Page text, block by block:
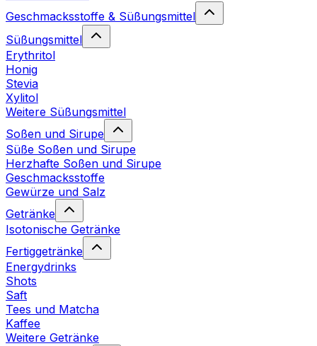
Einstellungenauf unserer Webseite ändern oder
Mehr Info
Geschmacksstoffe & Süßungsmittel
Süßungsmittel
Erythritol
Honig
Stevia
Xylitol
Weitere Süßungsmittel
Soßen und Sirupe
Süße Soßen und Sirupe
Herzhafte Soßen und Sirupe
Geschmacksstoffe
Gewürze und Salz
Getränke
Isotonische Getränke
Fertiggetränke
Energydrinks
Shots
Saft
Tees und Matcha
Kaffee
Weitere Getränke